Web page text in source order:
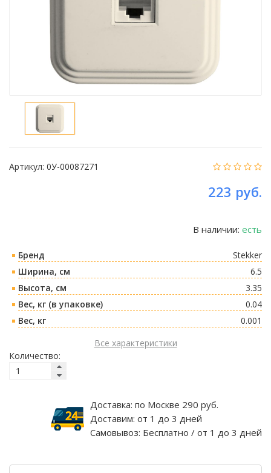
Артикул: 0У-00087271
223 руб.
В наличии: есть
Бренд
Stekker
Ширина, см
6.5
Высота, см
3.35
Вес, кг (в упаковке)
0.04
Вес, кг
0.001
Все характеристики
Количество:
Доставка: по Москве 290 руб.
Доставим: от 1 до 3 дней
Самовывоз: Бесплатно / от 1 до 3 дней